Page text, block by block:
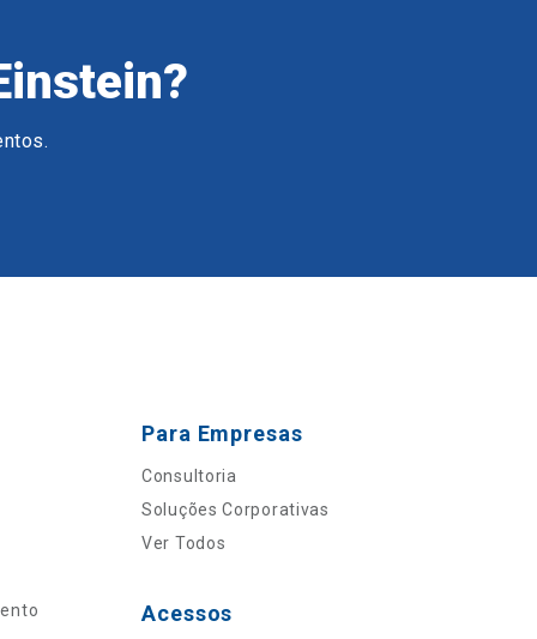
Para Empresas
Consultoria
Soluções Corporativas
Ver Todos
Acessos